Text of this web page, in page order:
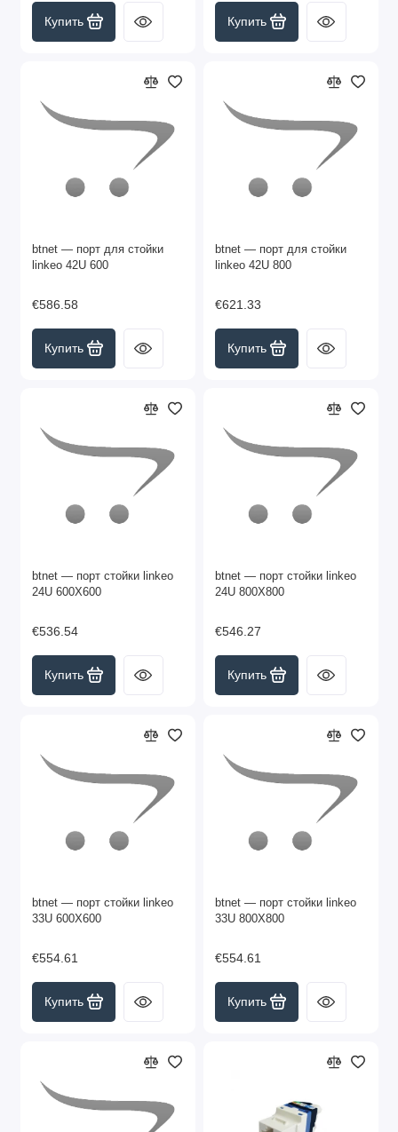
Купить Купить
btnet — порт для стойки
linkeo 42U 600
€586.58
Купить
btnet — порт для стойки
linkeo 42U 800
€621.33
Купить
btnet — порт стойки linkeo
24U 600X600
€536.54
Купить
btnet — порт стойки linkeo
24U 800X800
€546.27
Купить
btnet — порт стойки linkeo
33U 600X600
€554.61
Купить
btnet — порт стойки linkeo
33U 800X800
€554.61
Купить